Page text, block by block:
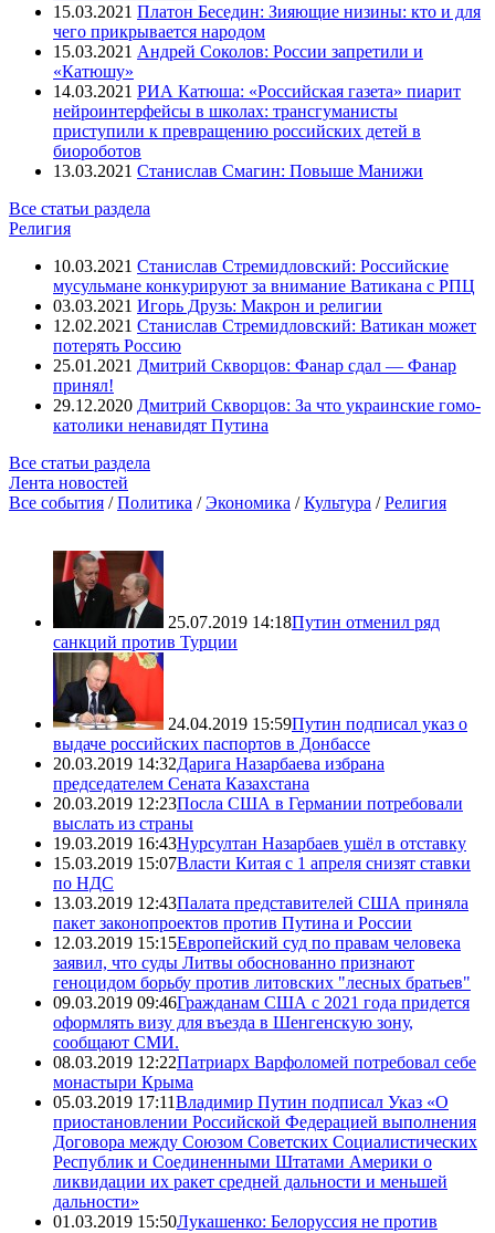
15.03.2021 Платон Беседин: Зияющие низины: кто и для
чего прикрывается народом
15.03.2021 Андрей Соколов: России запретили и
«Катюшу»
14.03.2021 РИА Катюша: «Российская газета» пиарит
нейроинтерфейсы в школах: трансгуманисты
приступили к превращению российских детей в
биороботов
13.03.2021 Станислав Смагин: Повыше Манижи
Все статьи раздела
Религия
10.03.2021 Станислав Стремидловский: Российские
мусульмане конкурируют за внимание Ватикана с РПЦ
03.03.2021 Игорь Друзь: Макрон и религии
12.02.2021 Станислав Стремидловский: Ватикан может
потерять Россию
25.01.2021 Дмитрий Скворцов: Фанар сдал — Фанар
принял!
29.12.2020 Дмитрий Скворцов: За что украинские гомо-
католики ненавидят Путина
Все статьи раздела
Лента новостей
Все события /Политика /Экономика /Культура /Религия
25.07.2019 14:18Путин отменил ряд
санкций против Турции
24.04.2019 15:59Путин подписал указ о
выдаче российских паспортов в Донбассе
20.03.2019 14:32Дарига Назарбаева избрана
председателем Сената Казахстана
20.03.2019 12:23Посла США в Германии потребовали
выслать из страны
19.03.2019 16:43Нурсултан Назарбаев ушёл в отставку
15.03.2019 15:07Власти Китая с 1 апреля снизят ставки
по НДС
13.03.2019 12:43Палата представителей США приняла
пакет законопроектов против Путина и России
12.03.2019 15:15Европейский суд по правам человека
заявил, что суды Литвы обоснованно признают
геноцидом борьбу против литовских "лесных братьев"
09.03.2019 09:46Гражданам США с 2021 года придется
оформлять визу для въезда в Шенгенскую зону,
сообщают СМИ.
08.03.2019 12:22Патриарх Варфоломей потребовал себе
монастыри Крыма
05.03.2019 17:11Владимир Путин подписал Указ «О
приостановлении Российской Федерацией выполнения
Договора между Союзом Советских Социалистических
Республик и Соединенными Штатами Америки о
ликвидации их ракет средней дальности и меньшей
дальности»
01.03.2019 15:50Лукашенко: Белоруссия не против